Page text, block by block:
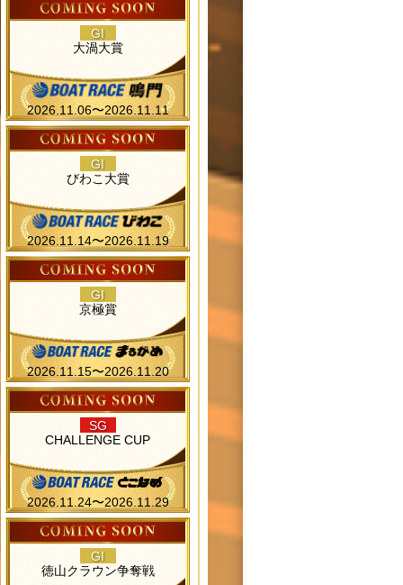
GI
大渦大賞
2026.11.06〜2026.11.11
GI
びわこ大賞
2026.11.14〜2026.11.19
GI
京極賞
2026.11.15〜2026.11.20
SG
CHALLENGE CUP
2026.11.24〜2026.11.29
GI
徳山クラウン争奪戦